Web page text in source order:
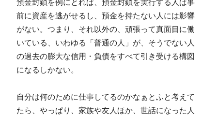
預金封鎖を例にとれば、預金封鎖を実行する人は事
前に資産を逃がせるし、預金を持たない人には影響
がない。つまり、それ以外の、頑張って真面目に働
いている、いわゆる「普通の人」が、そうでない人
の過去の膨大な信用・負債をすべて引き受ける構図
になるしかない。
自分は何のために仕事してるのかなぁとふと考えて
たら、やっぱり、家族や友人ほか、世話になった人